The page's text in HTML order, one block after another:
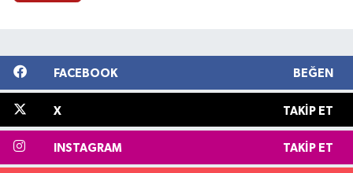
FACEBOOK BEĞEN
X TAKIP ET
INSTAGRAM TAKIP ET